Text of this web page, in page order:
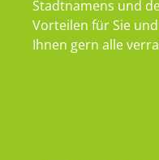
Stadtnamens und
Vorteilen für Sie
Ihnen gern alle